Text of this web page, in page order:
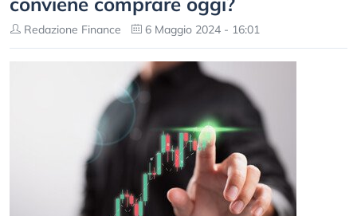
Redazione Finance 6 Maggio 2024 - 16:01